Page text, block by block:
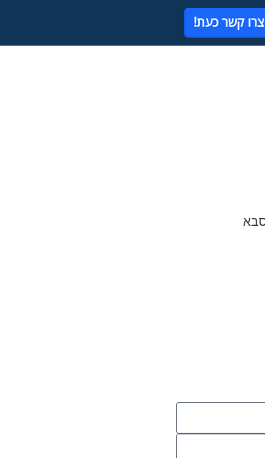
צרו קשר כעת!